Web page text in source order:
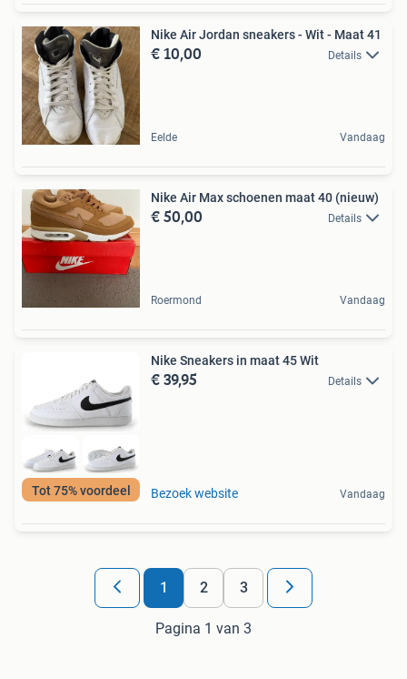
Nike Air Jordan sneakers - Wit - Maat 41
€ 10,00 Details
Eelde Vandaag
Nike Air Max schoenen maat 40 (nieuw)
€ 50,00 Details
Roermond Vandaag
Tot 75% voordeel
Nike Sneakers in maat 45 Wit
€ 39,95 Details
Bezoek website Vandaag
1 2 3
Pagina 1 van 3